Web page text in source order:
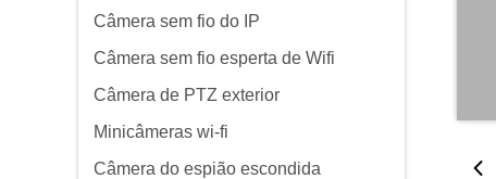
Câmera sem fio do IP
Câmera sem fio esperta de Wifi
Câmera de PTZ exterior
Minicâmeras wi-fi
Câmera do espião escondida